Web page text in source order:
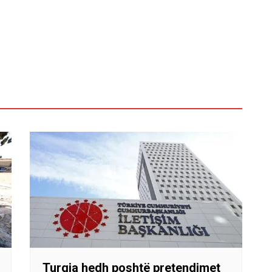
Turqia hedh poshtë pretendimet